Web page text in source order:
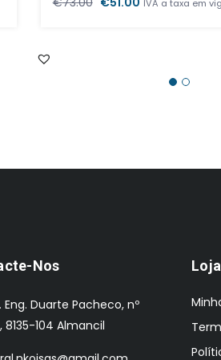
IVA a taxa em
Nos
Eng. Duarte Pacheco, nº
8135-104 Almancil